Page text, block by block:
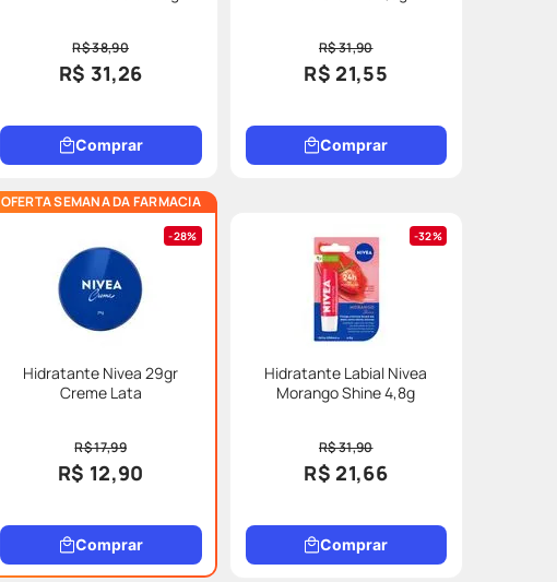
R$ 38,90
R$ 31,26
Comprar
R$ 31,90
R$ 21,55
Comprar
OFERTA SEMANA DA FARMACIA
28%
Hidratante Nivea 29gr
Creme Lata
R$ 17,99
R$ 12,90
Comprar
32%
Hidratante Labial Nivea
Morango Shine 4,8g
R$ 31,90
R$ 21,66
Comprar